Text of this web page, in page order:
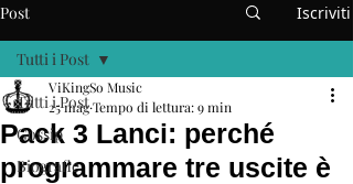
Post Iscriviti
Tutti i Post
Gossip
Biografie
Tutti i Post
Pack 3 Lanci: perché
programmare tre uscite è
ViKingSo Music
25 magTempo di lettura: 9 min